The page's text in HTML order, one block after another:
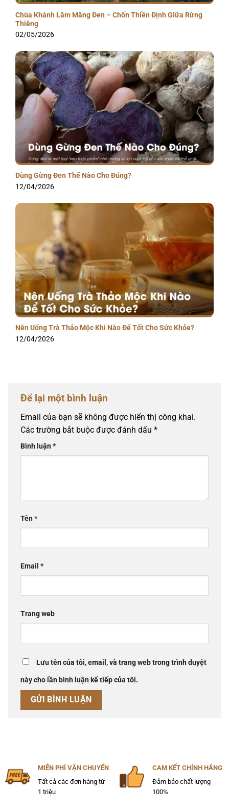
Chùa Khánh Lâm Măng Đen – Chốn Thiền Định Giữa Rừng
Thiêng
02/05/2026
Dùng Gừng Đen Thế Nào Cho Đúng?
12/04/2026
Nên Uống Trà Thảo Mộc Khi Nào Để Tốt Cho Sức Khỏe?
12/04/2026
Để lại một bình luận
Email của bạn sẽ không được hiển thị công khai.
Các trường bắt buộc được đánh dấu *
Bình luận*
Tên*
Email *
Trang web
Lưu tên của tôi, email, và trang web trong trình duyệt
này cho lần bình luận kế tiếp của tôi.
MIỄN PHÍ VẬN CHUYỂN
Tất cả các đơn hàng từ
1 triệu
CAM KẾT CHÍNH HÃNG
Đảm bảo chất lượng
100%